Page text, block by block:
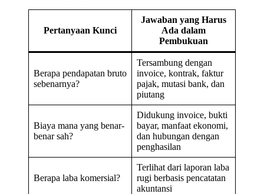
Pertanyaan Kunci
Jawaban yang Harus
Ada dalam
Pembukuan
Berapa pendapatan bruto
sebenarnya?
Tersambung dengan
invoice, kontrak, faktur
pajak, mutasi bank, dan
piutang
Biaya mana yang benar-
benar sah?
Didukung invoice, bukti
bayar, manfaat ekonomi,
dan hubungan dengan
penghasilan
Berapa laba komersial?
Terlihat dari laporan laba
rugi berbasis pencatatan
akuntansi